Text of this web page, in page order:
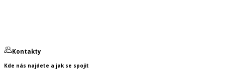
Kontakty
Kde nás najdete a jak se spojit